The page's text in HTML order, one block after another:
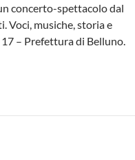
concerto-spettacolo dal
Voci, musiche, storia e
– Prefettura di Belluno.
dei Rimasti a Belluno